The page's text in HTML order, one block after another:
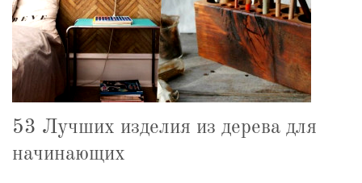
53 Лучших изделия из дерева для
начинающих